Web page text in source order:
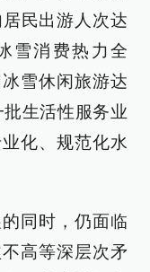
民出游人次达
雪消费热力全
雪休闲旅游达
生活性服务业
化、规范化水
同时，仍面临
高等深层次矛